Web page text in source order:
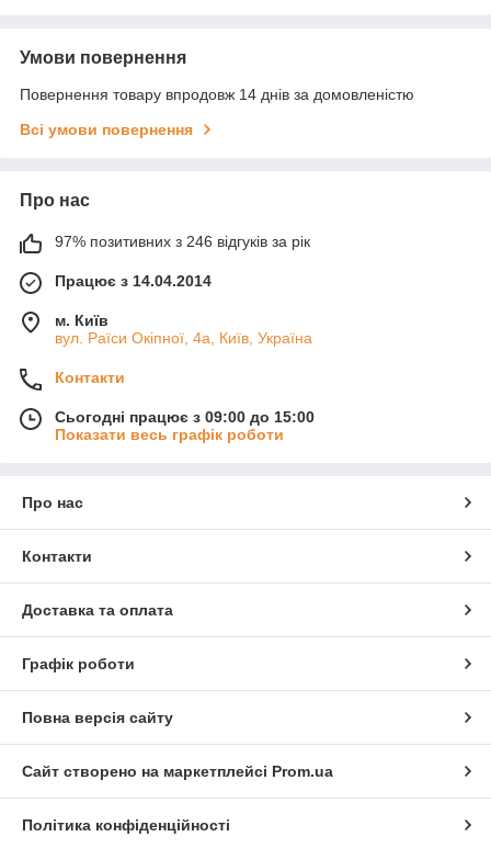
Умови повернення
Повернення товару впродовж 14 днів за домовленістю
Всі умови повернення
Про нас
97% позитивних з 246 відгуків за рік
Працює з 14.04.2014
м. Київ
вул. Раїси Окіпної, 4а, Київ, Україна
Контакти
Сьогодні працює з 09:00 до 15:00
Показати весь графік роботи
Про нас
Контакти
Доставка та оплата
Графік роботи
Повна версія сайту
Сайт створено на маркетплейсі Prom.ua
Політика конфіденційності